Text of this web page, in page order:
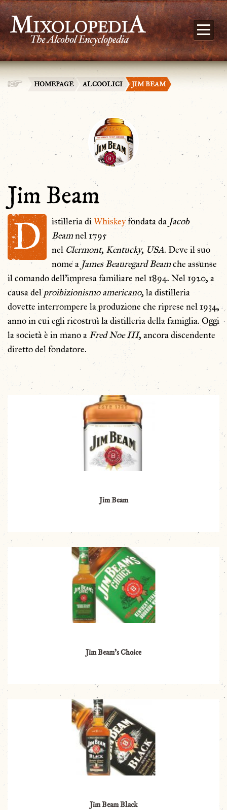
HOMEPAGE ALCOOLICI JIM BEAM
Jim Beam
D istilleria diWhiskeyfondata da Jacob
Beamnel 1795
nel Clermont, Kentucky, USA. Deve il suo
nome a James Beauregard Beamche assunse
il comando dell'impresa familiare nel 1894. Nel 1920, a
causa delproibizionismo americano, la distilleria
dovette interrompere la produzione che riprese nel 1934,
anno in cui egli ricostruì la distilleria della famiglia. Oggi
la società è in mano a Fred Noe III, ancora discendente
diretto del fondatore.
Jim Beam
Jim Beam’s Choice
Jim Beam Black